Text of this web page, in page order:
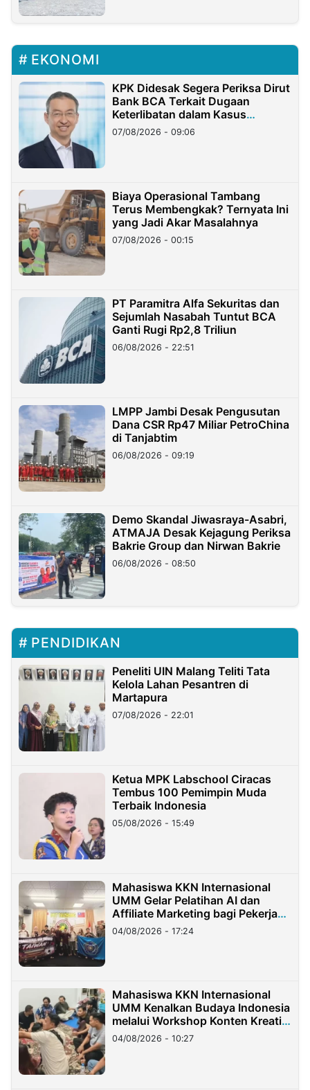
EKONOMI
KPK Didesak Segera Periksa Dirut
Bank BCA Terkait Dugaan
Keterlibatan dalam Kasus
Hilangnya Dana Nasabah Rp2,58
Miliar
07/08/2026 - 09:06
Biaya Operasional Tambang
Terus Membengkak? Ternyata Ini
yang Jadi Akar Masalahnya
07/08/2026 - 00:15
PT Paramitra Alfa Sekuritas dan
Sejumlah Nasabah Tuntut BCA
Ganti Rugi Rp2,8 Triliun
06/08/2026 - 22:51
LMPP Jambi Desak Pengusutan
Dana CSR Rp47 Miliar PetroChina
di Tanjabtim
06/08/2026 - 09:19
Demo Skandal Jiwasraya-Asabri,
ATMAJA Desak Kejagung Periksa
Bakrie Group dan Nirwan Bakrie
06/08/2026 - 08:50
PENDIDIKAN
Peneliti UIN Malang Teliti Tata
Kelola Lahan Pesantren di
Martapura
07/08/2026 - 22:01
Ketua MPK Labschool Ciracas
Tembus 100 Pemimpin Muda
Terbaik Indonesia
05/08/2026 - 15:49
Mahasiswa KKN Internasional
UMM Gelar Pelatihan AI dan
Affiliate Marketing bagi Pekerja
Migran Indonesia di Taiwan
04/08/2026 - 17:24
Mahasiswa KKN Internasional
UMM Kenalkan Budaya Indonesia
melalui Workshop Konten Kreatif
di Taiwan
04/08/2026 - 10:27